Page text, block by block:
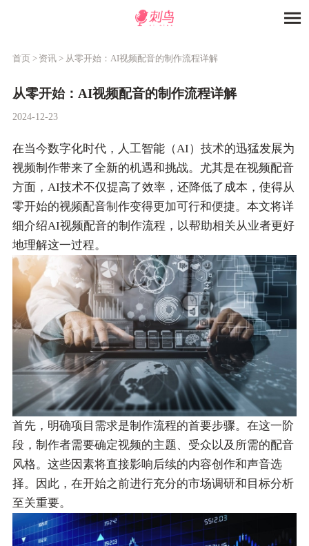
首页 > 资讯 > 从零开始：AI视频配音的制作流程详解
从零开始：AI视频配音的制作流程详解
2024-12-23
在当今数字化时代，人工智能（AI）技术的迅猛发展为
视频制作带来了全新的机遇和挑战。尤其是在视频配音
方面，AI技术不仅提高了效率，还降低了成本，使得从
零开始的视频配音制作变得更加可行和便捷。本文将详
细介绍AI视频配音的制作流程，以帮助相关从业者更好
地理解这一过程。
首先，明确项目需求是制作流程的首要步骤。在这一阶
段，制作者需要确定视频的主题、受众以及所需的配音
风格。这些因素将直接影响后续的内容创作和声音选
择。因此，在开始之前进行充分的市场调研和目标分析
至关重要。